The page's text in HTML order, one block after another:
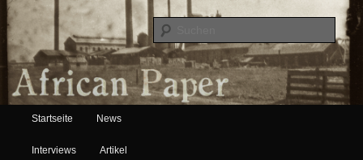
African Paper
Hauptmenü
Zum Inhalt wechseln
Zum sekundären Inhalt wechseln
Startseite News
Interviews Artikel